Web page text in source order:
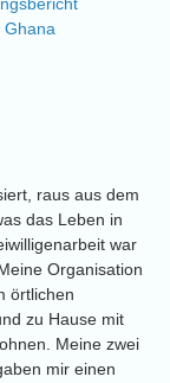
raus aus dem
das Leben in
war
Organisation
örtlichen
zu Hause mit
Meine zwei
mir einen